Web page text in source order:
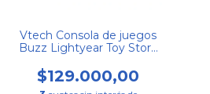
Vtech Consola de juegos
Buzz Lightyear Toy Story
$129.000,00